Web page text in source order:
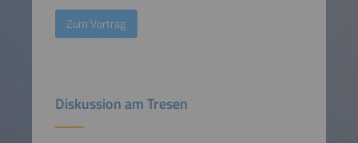
Zum Vortrag
Diskussion am Tresen